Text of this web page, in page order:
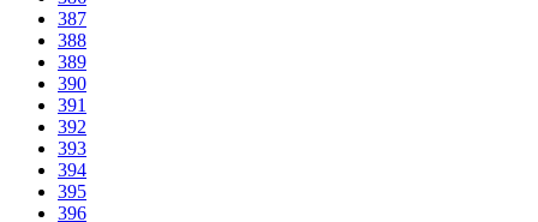
387
388
389
390
391
392
393
394
395
396